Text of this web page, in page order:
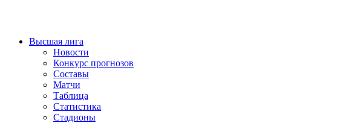
Высшая лига
Новости
Конкурс прогнозов
Составы
Матчи
Таблица
Статистика
Стадионы